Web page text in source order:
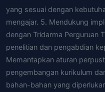
yang sesuai dengan
mengajar. 5. Mendukung
dengan Tridarma Perguruan
penelitian dan pengabdian
Memantapkan aturan
pengembangan kurikulum
bahan-bahan yang